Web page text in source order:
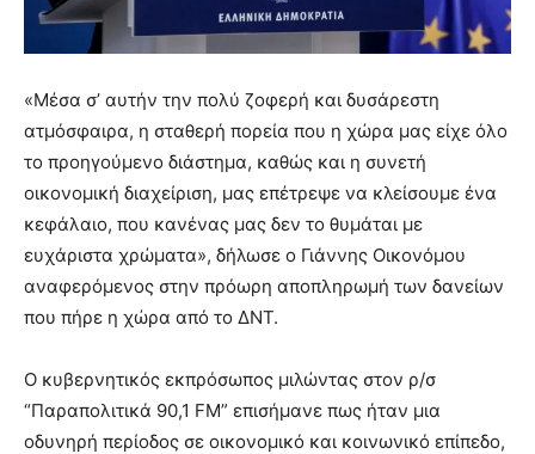
«Μέσα σ’ αυτήν την πολύ ζοφερή και δυσάρεστη
ατμόσφαιρα, η σταθερή πορεία που η χώρα μας είχε όλο
το προηγούμενο διάστημα, καθώς και η συνετή
οικονομική διαχείριση, μας επέτρεψε να κλείσουμε ένα
κεφάλαιο, που κανένας μας δεν το θυμάται με
ευχάριστα χρώματα», δήλωσε ο Γιάννης Οικονόμου
αναφερόμενος στην πρόωρη αποπληρωμή των δανείων
που πήρε η χώρα από το ΔΝΤ.
Ο κυβερνητικός εκπρόσωπος μιλώντας στον ρ/σ
“Παραπολιτικά 90,1 FM” επισήμανε πως ήταν μια
οδυνηρή περίοδος σε οικονομικό και κοινωνικό επίπεδο,